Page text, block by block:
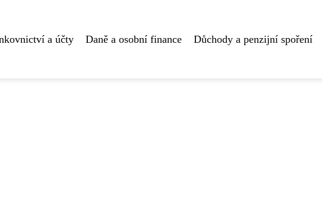
a účty Daně a osobní finance Důchody a penzijní spoření